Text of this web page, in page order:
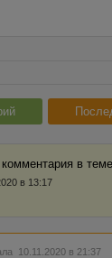
в темe
в 13:17
10.11.2020 в 21:37